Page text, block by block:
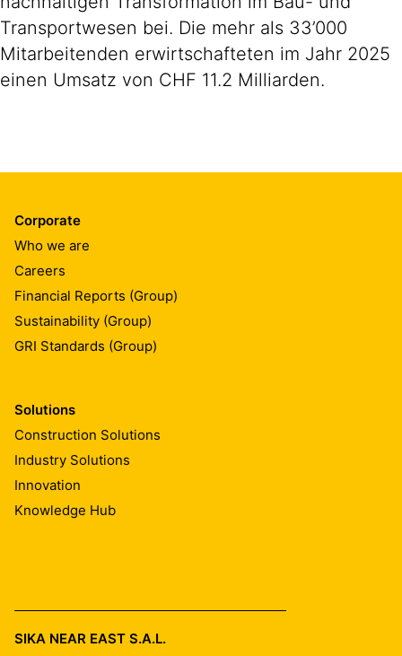
Transportwesen bei. Die mehr als 33’000
Mitarbeitenden erwirtschafteten im Jahr 2025
einen Umsatz von CHF 11.2 Milliarden.
Corporate
Who we are
Careers
Financial Reports (Group)
Sustainability (Group)
GRI Standards (Group)
Solutions
Construction Solutions
Industry Solutions
Innovation
Knowledge Hub
SIKA NEAR EAST S.A.L.